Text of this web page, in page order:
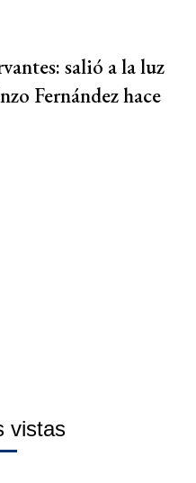
salió a la luz
Fernández hace
vistas